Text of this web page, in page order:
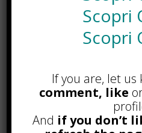
s
A
p
p
y
Li
k
n
di
vi
di
TAGGED WITH :
CANTAUTORE
EMERGENTE,
Come essere
Scopri
Scopri
If you are, let us
comment, like
And if you don’t